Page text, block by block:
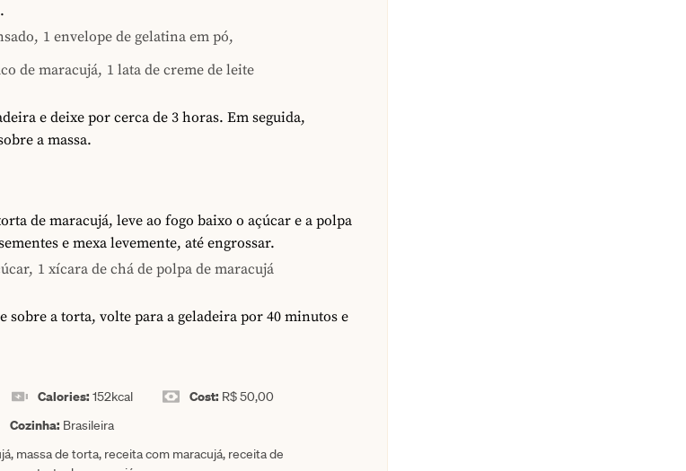
1 envelope de gelatina em pó,
de maracujá, 1 lata de creme de leite
e deixe por cerca de 3 horas. Em seguida,
a massa.
de maracujá, leve ao fogo baixo o açúcar e a polpa
e mexa levemente, até engrossar.
1 xícara de chá de polpa de maracujá
sobre a torta, volte para a geladeira por 40 minutos e
Calories:152kcal Cost: R$ 50,00
Cozinha: Brasileira
massa de torta, receita com maracujá, receita de